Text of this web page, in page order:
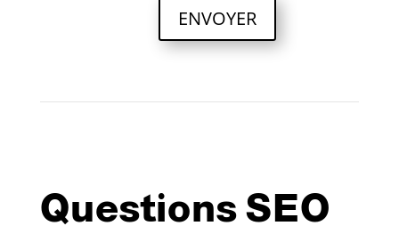
ENVOYER
Questions SEO